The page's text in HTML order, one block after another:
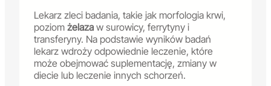
Lekarz zleci badania, takie jak morfologia krwi,
poziom żelaza w surowicy, ferrytyny i
transferyny. Na podstawie wyników badań
lekarz wdroży odpowiednie leczenie, które
może obejmować suplementację, zmiany w
diecie lub leczenie innych schorzeń.